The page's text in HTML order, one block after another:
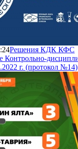
Решения КДК КФС
Контрольно-
г. (протокол №14)